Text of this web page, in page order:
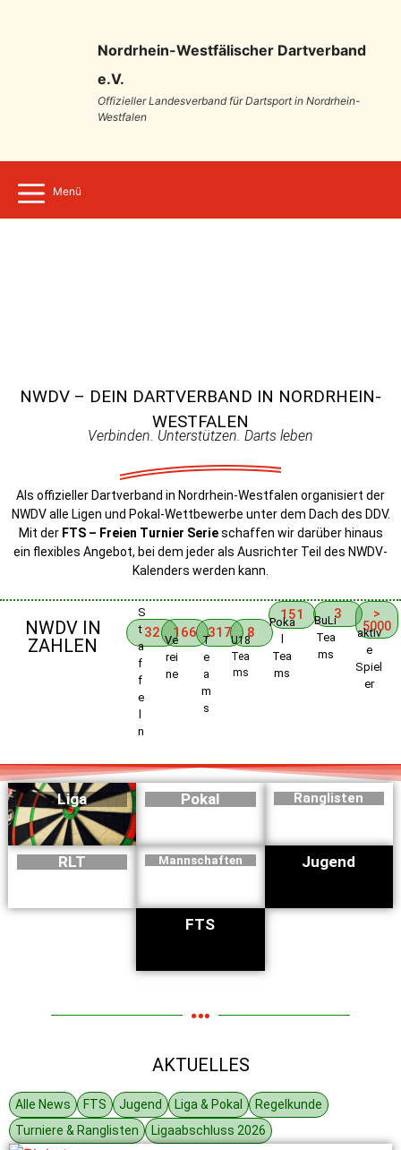
Nordrhein-Westfälischer Dartverband
e.V.
Offizieller Landesverband für Dartsport in Nordrhein-
Westfalen
Menü
NWDV – DEIN DARTVERBAND IN NORDRHEIN-
WESTFALEN
Verbinden. Unterstützen. Darts leben
Als offizieller Dartverband in Nordrhein-Westfalen organisiert der
NWDV alle Ligen und Pokal-Wettbewerbe unter dem Dach des DDV.
Mit der FTS – Freien Turnier Serieschaffen wir darüber hinaus
ein flexibles Angebot, bei dem jeder als Ausrichter Teil des NWDV-
Kalenders werden kann.
NWDV IN
ZAHLEN
32
S
t
a
f
f
e
n
166
Ve
rei
ne
317
T
e
a
m
s
8
U18
Tea
ms
151
Poka
Tea
ms
3
BuLi
Tea
ms
>
5000
aktiv
e
Spiel
er
Liga Pokal Ranglisten
RLT Mannschaften Jugend
FTS
AKTUELLES
Alle News FTS Jugend Liga & Pokal
Regelkunde
Turniere & Ranglisten
Ligaabschluss 2026